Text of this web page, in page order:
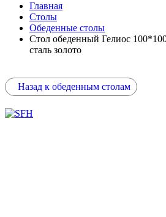
Главная
Столы
Обеденные столы
Стол обеденный Гелиос
сталь золото
Назад к обеденным столам